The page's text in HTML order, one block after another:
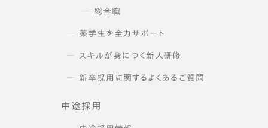
総合職
薬学生を全力サポート
スキルが身につく新人研修
新卒採用に関するよくあるご質問
中途採用